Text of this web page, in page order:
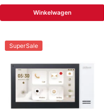
Winkelwagen
SuperSale